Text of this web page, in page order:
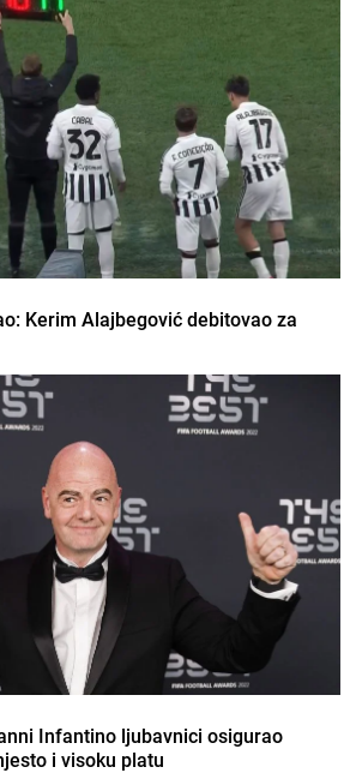
Kerim Alajbegović debitovao za
Infantino ljubavnici osigurao
i visoku platu